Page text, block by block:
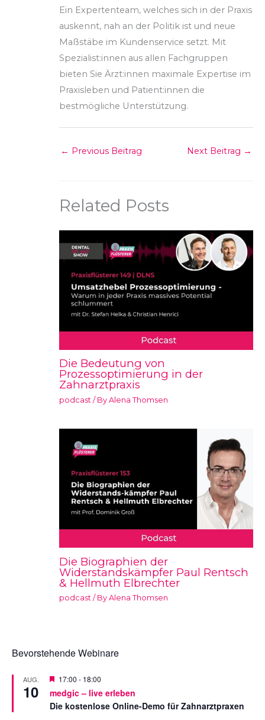
Ein Expertenteam, welches sich in der Praxis
auskennt, nah an der Politik ist und neue
Maßstäbe im Kundenservice setzt. Mit
Spezialist:innen aus allen Fachgruppen
bieten Sie Ärzt:innen maximale Expertise im
Praxisleben und Patient:innen die
bestmögliche Unterstützung.
← Previous Beitrag Next Beitrag →
Related Posts
Die Bedeutung von
Prozessoptimierung in der
Zahnarztpraxis
podcast / By Alena Thomsen
Die Biographien der
Widerstandskämpfer Paul Rentsch
& Hellmuth Elbrechter
podcast / By Alena Thomsen
Bevorstehende Webinare
AUG.
10
V
r
g
17:00 - 18:00
medgic – live erleben
Die kostenlose Online-Demo für Zahnarztpraxen